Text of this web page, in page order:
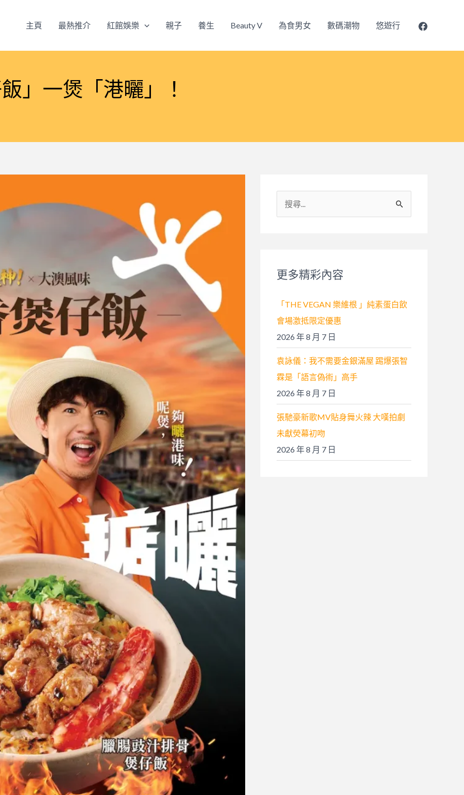
主頁 最熱推介 紅館娛樂 親子 養生 Beauty V 為食男女 數碼潮物 悠遊行
」一煲「港曬」！
尋
:更多精彩內容
「THE VEGAN 樂維根 」純素蛋白飲
會場激抵限定優惠
2026 年 8 月 7 日
袁詠儀：我不需要金銀滿屋 踢爆張智
霖是「語言偽術」高手
2026 年 8 月 7 日
張馳豪新歌MV貼身舞火辣 大嘆拍劇
未獻熒幕初吻
2026 年 8 月 7 日